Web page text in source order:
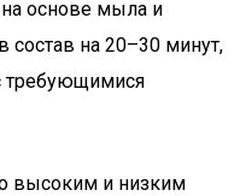
основе мыла и
на 20–30 минут,
требующимися
высоким и низким